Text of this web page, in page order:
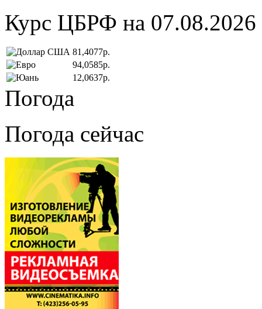
Курс ЦБРФ на 07.08.2026
81,4077р.
94,0585р.
12,0637р.
Погода
Погода сейчас